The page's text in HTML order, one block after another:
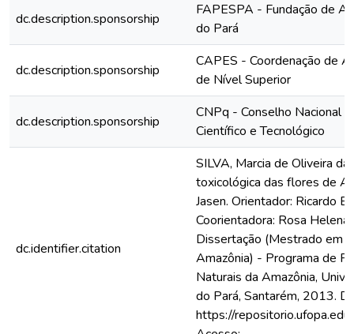
dc.description.sponsorship
FAPESPA - Fundação de
do Pará
dc.description.sponsorship
CAPES - Coordenação de
de Nível Superior
dc.description.sponsorship
CNPq - Conselho Nacional
Científico e Tecnológico
dc.identifier.citation
SILVA, Marcia de Oliveira
toxicológica das flores de
Jasen. Orientador: Ricardo
Coorientadora: Rosa
Dissertação (Mestrado em
Amazônia) - Programa de
Naturais da Amazônia,
do Pará, Santarém, 2013.
https://